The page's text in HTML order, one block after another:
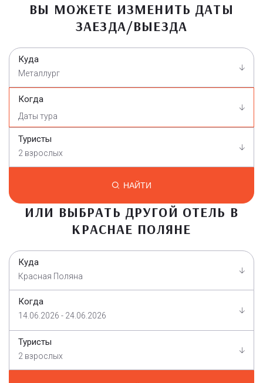
ВЫ МОЖЕТЕ ИЗМЕНИТЬ ДАТЫ
ЗАЕЗДА/ВЫЕЗДА
Куда
Металлург
Когда
Туристы
2 взрослых
НАЙТИ
ИЛИ ВЫБРАТЬ ДРУГОЙ ОТЕЛЬ В
КРАСНАЕ ПОЛЯНЕ
Куда
Красная Поляна
Когда
14.06.2026 - 24.06.2026
Туристы
2 взрослых